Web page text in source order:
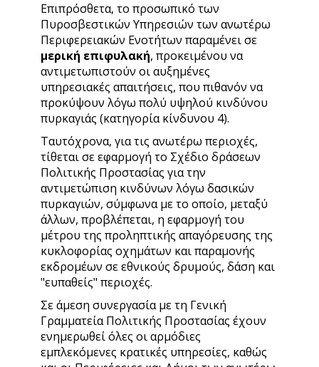
Επιπρόσθετα, το προσωπικό των
Πυροσβεστικών Υπηρεσιών των ανωτέρω
Περιφερειακών Ενοτήτων παραμένει σε
μερική επιφυλακή, προκειμένου να
αντιμετωπιστούν οι αυξημένες
υπηρεσιακές απαιτήσεις, που πιθανόν να
προκύψουν λόγω πολύ υψηλού κινδύνου
πυρκαγιάς (κατηγορία κίνδυνου 4).
Ταυτόχρονα, για τις ανωτέρω περιοχές,
τίθεται σε εφαρμογή το Σχέδιο δράσεων
Πολιτικής Προστασίας για την
αντιμετώπιση κινδύνων λόγω δασικών
πυρκαγιών, σύμφωνα με το οποίο, μεταξύ
άλλων, προβλέπεται, η εφαρμογή του
μέτρου της προληπτικής απαγόρευσης της
κυκλοφορίας οχημάτων και παραμονής
εκδρομέων σε εθνικούς δρυμούς, δάση και
"ευπαθείς" περιοχές.
Σε άμεση συνεργασία με τη Γενική
Γραμματεία Πολιτικής Προστασίας έχουν
ενημερωθεί όλες οι αρμόδιες
εμπλεκόμενες κρατικές υπηρεσίες, καθώς